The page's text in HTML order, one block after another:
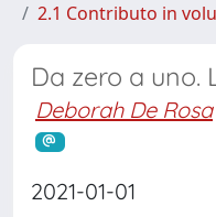
2.1 Contributo in
Da zero a uno.
Deborah De Rosa
2021-01-01